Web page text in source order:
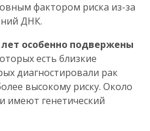
фактором риска из-за
ДНК.
особенно подвержены
есть близкие
диагностировали рак
высокому риску. Около
имеют генетический